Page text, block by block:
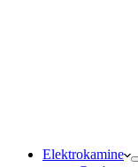
Elektrokamine